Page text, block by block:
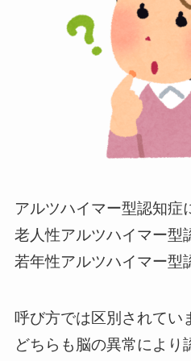
アルツハイマー型認知症
老人性アルツハイマー型
若年性アルツハイマー型
呼び方では区別されてい
どちらも脳の異常により